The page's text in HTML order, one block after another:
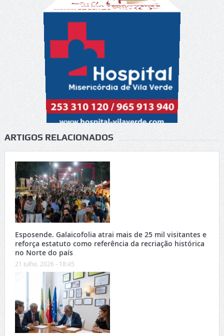
ARTIGOS RELACIONADOS
Esposende. Galaicofolia atrai mais de 25 mil visitantes e
reforça estatuto como referência da recriação histórica
no Norte do país
21 Julho, 2026 - 18:45